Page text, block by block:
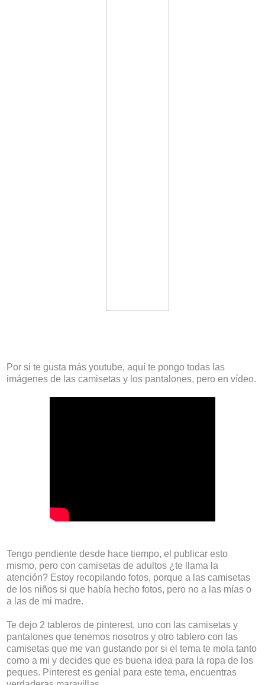
Por si te gusta más youtube, aquí te pongo todas las
imágenes de las camisetas y los pantalones, pero en vídeo.
Tengo pendiente desde hace tiempo, el publicar esto
mismo, pero con camisetas de adultos ¿te llama la
atención? Estoy recopilando fotos, porque a las camisetas
de los niños si que había hecho fotos, pero no a las mías o
a las de mi madre.
Te dejo 2 tableros de pinterest, uno con las camisetas y
pantalones que tenemos nosotros y otro tablero con las
camisetas que me van gustando por si el tema te mola tanto
como a mi y decides que es buena idea para la ropa de los
peques. Pinterest es genial para este tema, encuentras